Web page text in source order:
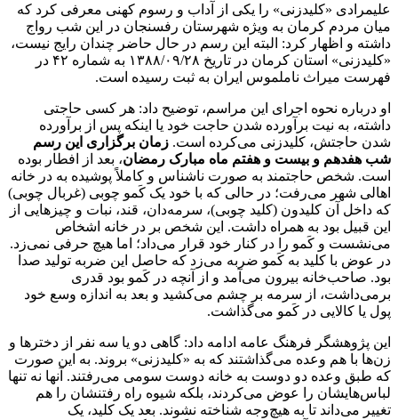
علیمرادی «کلیدزنی» را یکی از آداب و رسوم کهنی معرفی کرد که
میان مردم کرمان به ویژه شهرستان رفسنجان در این شب رواج
داشته و اظهار کرد: البته این رسم در حال حاضر چندان رایج نیست،
«کلیدزنی» استان کرمان در تاریخ ۱۳۸۸/۰۹/۲۸ به شماره ۴۲ در
فهرست میراث ناملموس ایران به ثبت رسیده است.
او درباره نحوه اجرای این مراسم،‌ توضیح داد: هر کسی حاجتی
داشته، به نیت برآورده شدن حاجت خود یا اینکه پس از برآورده
شدن حاجتش، کلیدزنی می‌کرده است. زمان برگزاری این رسم
شب هفدهم و بیست و هفتم ماه مبارک رمضان، بعد از افطار بوده
است. شخص حاجتمند به صورت ناشناس و کاملاً پوشیده به در خانه
اهالی شهر می‌رفت؛ در حالی که با خود یک کَمو چوبی (غربال چوبی)
که داخل آن کلیدون (کلید چوبی)، سرمه‌دان، قند، نبات و چیزهایی از
این قبیل بود به همراه داشت. این شخص بر در خانه اشخاص
می‌نشست و کَمو را در کنار خود قرار می‌داد؛ اما هیچ حرفی نمی‌زد.
در عوض با کلید به کَمو ضربه می‌زد که حاصل این ضربه تولید صدا
بود. صاحب‌خانه بیرون می‌آمد و از آنچه در کَمو بود قدری
برمی‌داشت، از سرمه بر چشم می‌کشید و بعد به اندازه وسع خود
پول یا کالایی در کَمو می‌گذاشت.
این پژوهشگر فرهنگ عامه ادامه داد: گاهی دو یا سه نفر از دخترها و
زن‌ها با هم وعده می‌گذاشتند که به «کلیدزنی» بروند. به این صورت
که طبق وعده دو دوست به خانه دوست سومی می‌رفتند. آنها نه تنها
لباس‌هایشان را عوض می‌کردند، بلکه شیوه راه رفتنشان را هم
تغییر می‌داند تا به هیچ‌وجه شناخته نشوند. بعد یک کلید، یک